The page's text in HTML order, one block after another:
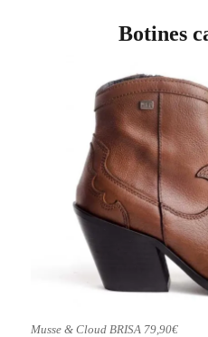
Botines
Musse & Cloud BRISA 79,90€